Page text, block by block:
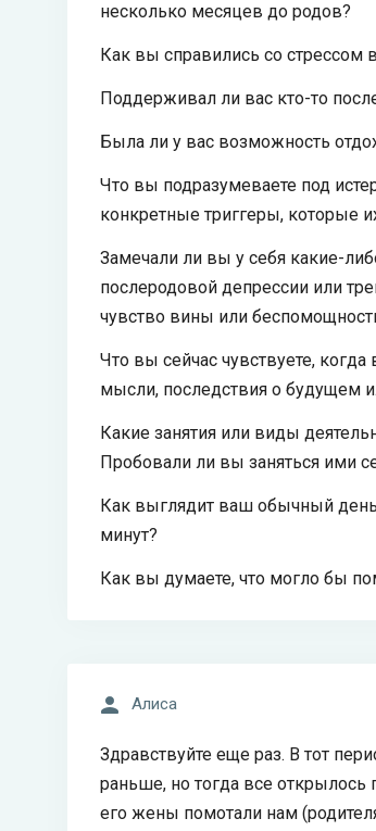
несколько месяцев до родов?
Как вы справились со стрессом
Поддерживал ли вас кто-то
Была ли у вас возможность
Что вы подразумеваете под
конкретные триггеры, которые
Замечали ли вы у себя какие-
послеродовой депрессии или
чувство вины или
Что вы сейчас чувствуете,
мысли, последствия о будущем
Какие занятия или виды
Пробовали ли вы заняться ими
Как выглядит ваш обычный
минут?
Как вы думаете, что могло бы
Алиса
Здравствуйте еще раз. В тот
раньше, но тогда все открылось
его жены помотали нам